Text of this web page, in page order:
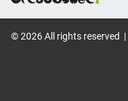
©2026All rights reserved |